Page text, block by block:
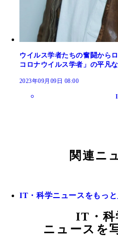
ウイルス学者たちの奮闘から
コロナウイルス学者」の平凡な
2023年09月09日 08:00
関連ニ
IT・科学ニュースをもっと
IT・科
ニュースを